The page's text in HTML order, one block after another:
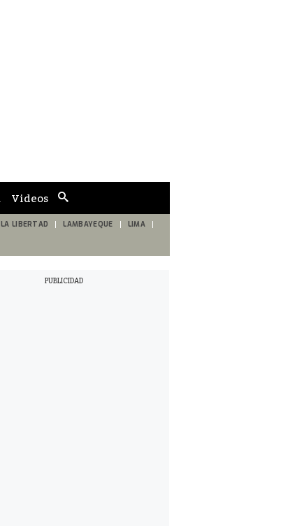
de
búsqueda
Videos
LA LIBERTAD LAMBAYEQUE LIMA